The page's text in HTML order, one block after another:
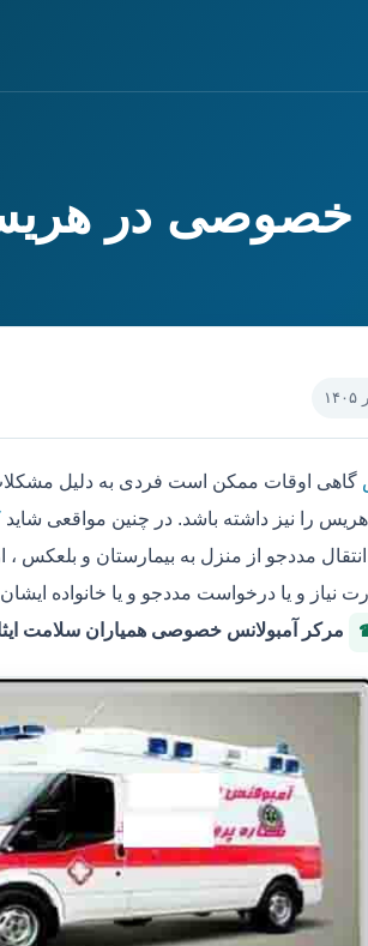
خصوصی در
گاهی اوقات ممکن است فردی به دلیل
را نیز داشته باشد. در چنین مواقعی شاید
مددجو از منزل به بیمارستان و بلعکس
نیاز و یا درخواست مددجو و یا خانواده
مرکر آمبولانس خصوصی همیاران سلامت ایثار 36146400 شماره پروانه 3-